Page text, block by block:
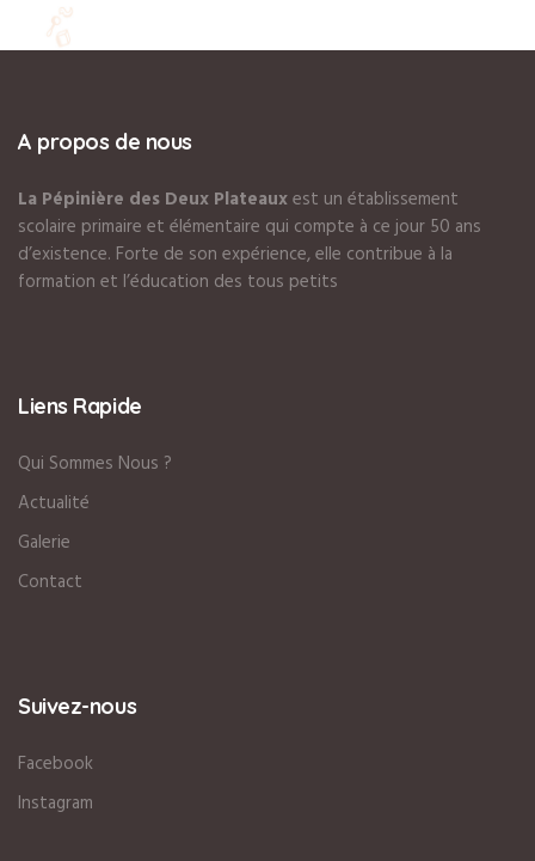
A propos de nous
La Pépinière des Deux Plateauxest un établissement
scolaire primaire et élémentaire qui compte à ce jour 50 ans
d’existence. Forte de son expérience, elle contribue à la
formation et l’éducation des tous petits
Liens Rapide
Qui Sommes Nous ?
Actualité
Galerie
Contact
Suivez-nous
Facebook
Instagram